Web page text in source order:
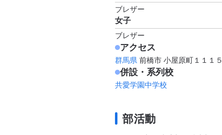
ブレザー
女子
ブレザー
アクセス
群馬県 前橋市 小屋原町１１１
併設・系列校
共愛学園中学校
部活動